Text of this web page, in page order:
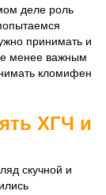
деле роль
принимать и
менее важным
кломифен
ХГЧ и
скучной и